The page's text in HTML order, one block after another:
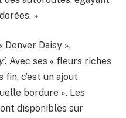
»
Denver Daisy »,
Avec ses « fleurs riches
c’est un ajout
bordure ». Les
disponibles sur